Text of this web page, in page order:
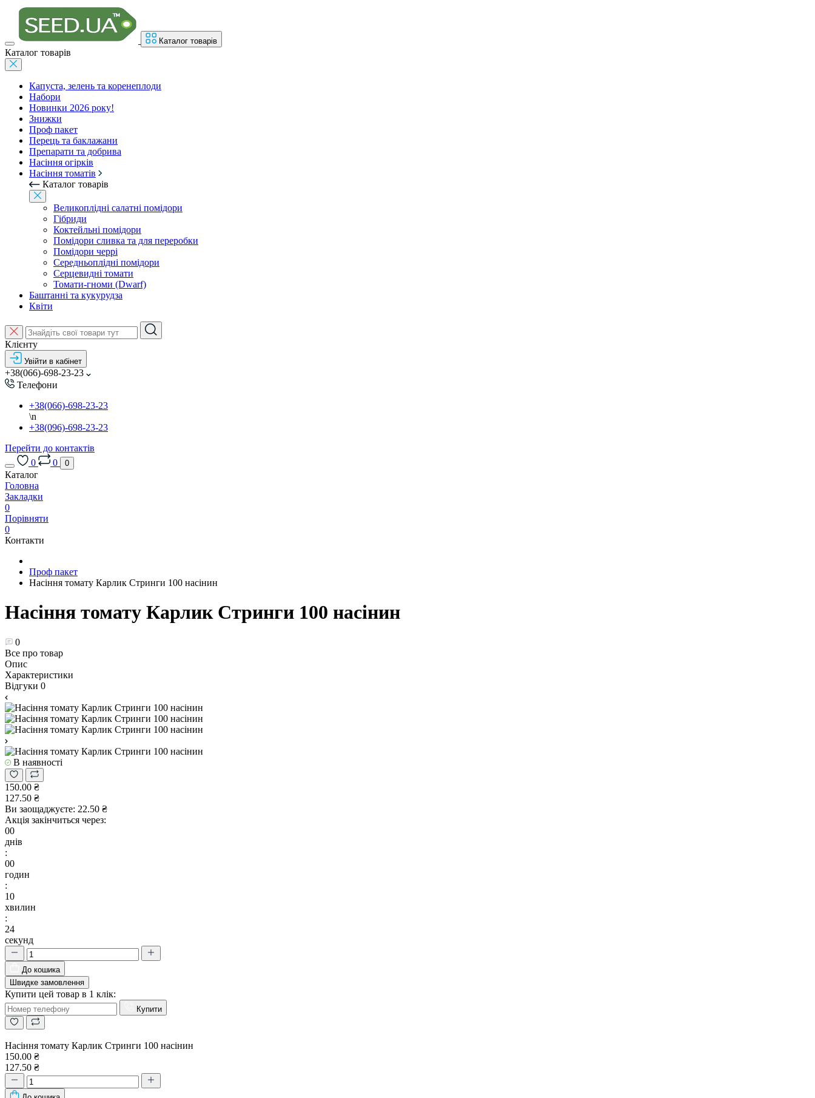
Каталог товарів
Каталог товарів
Капуста, зелень та коренеплоди
Набори
Новинки 2026 року!
Знижки
Проф пакет
Перець та баклажани
Препарати та добрива
Насіння огірків
Насіння томатів
Каталог товарів
Великоплідні салатні помідори
Гібриди
Коктейльні помідори
Помідори сливка та для переробки
Помідори черрі
Середньоплідні помідори
Серцевидні томати
Томати-гноми (Dwarf)
Баштанні та кукурудза
Квіти
Клієнту
Увійти в кабінет
+38(066)-698-23-23
Телефони
+38(066)-698-23-23
\n
+38(096)-698-23-23
Перейти до контактів
0
0 0
Каталог
Головна
Закладки
0
Порівняти
0
Контакти
Проф пакет
Насіння томату Карлик Стринги 100 насінин
Насіння томату Карлик Стринги 100 насінин
0
Все про товар
Опис
Характеристики
Відгуки 0
В наявності
150.00 ₴
127.50 ₴
Ви заощаджуєте: 22.50 ₴
Акція закінчиться через:
00
днів
:
00
годин
:
10
хвилин
:
23
секунд
До кошика
Швидке замовлення
Купити цей товар в 1 клік:
Купити
Насіння томату Карлик Стринги 100 насінин
150.00 ₴
127.50 ₴